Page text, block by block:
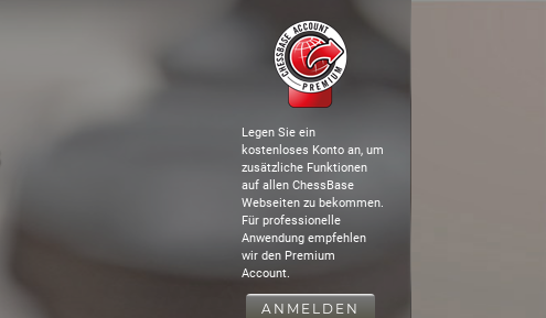
Legen Sie ein
kostenloses Konto an, um
zusätzliche Funktionen
auf allen ChessBase
Webseiten zu bekommen.
Für professionelle
Anwendung empfehlen
wir den Premium
Account.
ANMELDEN